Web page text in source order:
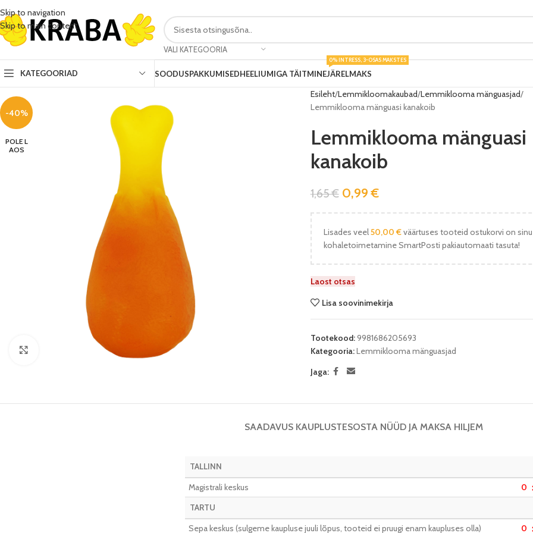
Skip to navigation
Skip to main content
VALI KATEGOORIA
KATEGOORIAD SOODUSPAKKUMISEDHEELIUMIGA TÄITMINEJÄRELMAKS
0% INTRESS, 3-OSAS MAKSTES
-40%
POLE L
AOS
Esileht Lemmikloomakaubad Lemmiklooma mänguasjad
Lemmiklooma mänguasi kanakoib
Lemmiklooma mänguasi
kanakoib
1,65€ 0,99€
Lisades veel50,00 €väärtuses tooteid ostukorvi on
kohaletoimetamine SmartPosti pakiautomaati tasuta!
Laost otsas
Lisa soovinimekirja
Tootekood:9981686205693
Kategooria:Lemmiklooma mänguasjad
Jaga:
SAADAVUS KAUPLUSTESOSTA NÜÜD JA MAKSA HILJEM
TALLINN
Magistrali keskus
0
TARTU
Sepa keskus (sulgeme kaupluse juuli lõpus, tooteid ei pruugi enam kaupluses olla)
0